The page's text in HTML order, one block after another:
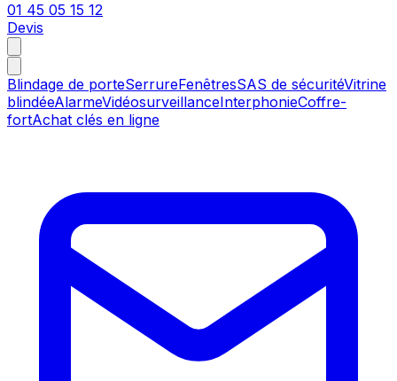
01 45 05 15 12
Devis
Blindage de porteSerrureFenêtresSAS de sécuritéVitrine
blindéeAlarmeVidéosurveillanceInterphonieCoffre-
fortAchat clés en ligne